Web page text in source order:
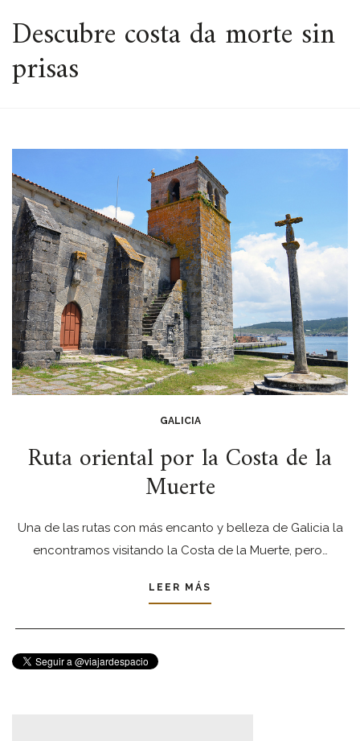
ESPACIO
Descubre costa da morte sin
prisas
GALICIA
Ruta oriental por la Costa de la
Muerte
Una de las rutas con más encanto y belleza de Galicia la
encontramos visitando la Costa de la Muerte, pero…
LEER MÁS